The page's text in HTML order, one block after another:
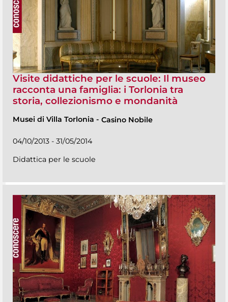
Visite didattiche per le scuole: Il museo
racconta una famiglia: i Torlonia tra
storia, collezionismo e mondanità
Musei di Villa Torlonia - Casino Nobile
04/10/2013 - 31/05/2014
Didattica per le scuole